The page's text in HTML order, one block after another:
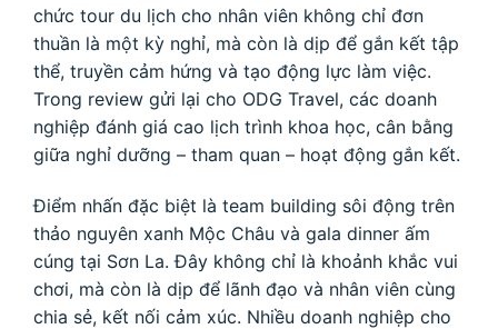
chức tour du lịch cho nhân viên không chỉ đơn
thuần là một kỳ nghỉ, mà còn là dịp để gắn kết tập
thể, truyền cảm hứng và tạo động lực làm việc.
Trong review gửi lại cho ODG Travel, các doanh
nghiệp đánh giá cao lịch trình khoa học, cân bằng
giữa nghỉ dưỡng – tham quan – hoạt động gắn kết.
Điểm nhấn đặc biệt là team building sôi động trên
thảo nguyên xanh Mộc Châu và gala dinner ấm
cúng tại Sơn La. Đây không chỉ là khoảnh khắc vui
chơi, mà còn là dịp để lãnh đạo và nhân viên cùng
chia sẻ, kết nối cảm xúc. Nhiều doanh nghiệp cho